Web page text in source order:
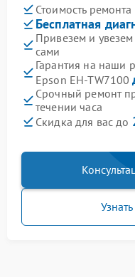
Стоимость ремонта
Бесплатная
Привезем и
сами
Гарантия на наши
Epson EH-TW7100
Срочный ремонт
течении часа
Скидка для вас до